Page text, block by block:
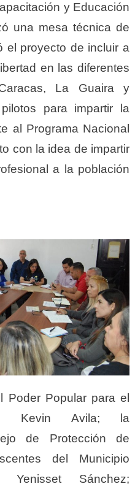
y Educación
una mesa técnica de
el proyecto de incluir a
en las diferentes
La Guaira y
para impartir la
al Programa Nacional
con la idea de impartir
a la población
Poder Popular para el
Kevin Avila; la
de Protección de
del Municipio
Yenisset Sánchez;